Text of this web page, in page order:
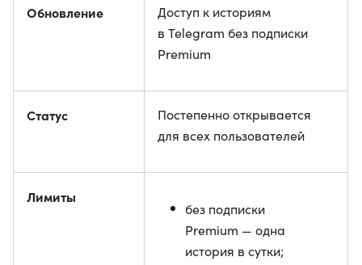
Обновление
Доступ к историям
в Telegram без подписки
Premium
Статус
Постепенно открывается
для всех пользователей
Лимиты
без подписки
Premium — одна
история в сутки;